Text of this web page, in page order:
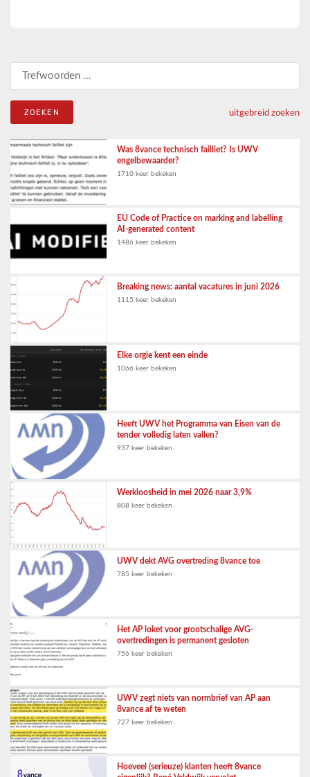
Zoeken naar:
uitgebreid zoeken
Was 8vance technisch failliet? Is UWV
engelbewaarder?
1710 keer bekeken
EU Code of Practice on marking and labelling
AI-generated content
1486 keer bekeken
Breaking news: aantal vacatures in juni 2026
1115 keer bekeken
Elke orgie kent een einde
1066 keer bekeken
Heeft UWV het Programma van Eisen van de
tender volledig laten vallen?
937 keer bekeken
Werkloosheid in mei 2026 naar 3,9%
808 keer bekeken
UWV dekt AVG overtreding 8vance toe
785 keer bekeken
Het AP loket voor grootschalige AVG-
overtredingen is permanent gesloten
756 keer bekeken
UWV zegt niets van normbrief van AP aan
8vance af te weten
727 keer bekeken
Hoeveel (serieuze) klanten heeft 8vance